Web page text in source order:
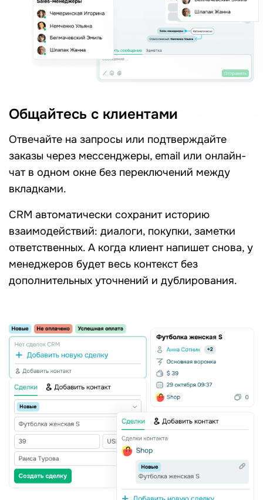
Общайтесь с клиентами
Отвечайте на запросы или подтверждайте
заказы через мессенджеры, email или онлайн-
чат в одном окне без переключений между
вкладками.
CRM автоматически сохранит историю
взаимодействий: диалоги, покупки, заметки
ответственных. А когда клиент напишет снова, у
менеджеров будет весь контекст без
дополнительных уточнений и дублирования.